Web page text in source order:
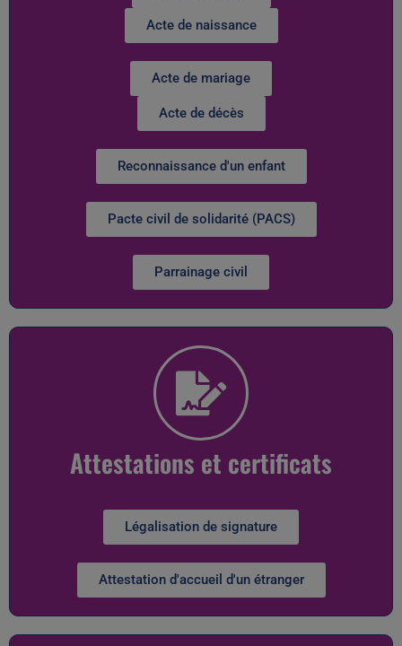
Acte de naissance
Acte de mariage
Acte de décès
Reconnaissance d'un enfant
Pacte civil de solidarité (PACS)
Parrainage civil
Attestations et certificats
Légalisation de signature
Attestation d'accueil d'un étranger